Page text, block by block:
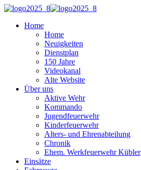
Home
Home
Neuigkeiten
Dienstplan
150 Jahre
Videokanal
Alte Website
Über uns
Aktive Wehr
Kommando
Jugendfeuerwehr
Kinderfeuerwehr
Alters- und Ehrenabteilung
Chronik
Ehem. Werkfeuerwehr Kübler
Einsätze